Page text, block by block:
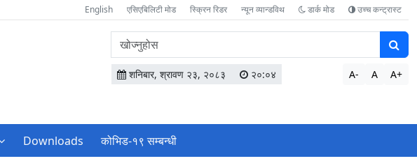
English एसिएबिलिटी मोड स्क्रिन रिडर न्यून व्यान्डविथ डार्क मोड उच्च कन्ट्रास्ट
वेबसाइटमा
सामग्री
खोज्नुहोस
शनिबार, श्रावण २३, २०८३ २०:०४ A- A A+
Downloads कोभिड-१९ सम्बन्धी